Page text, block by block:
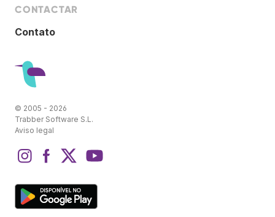
CONTACTAR
Contato
© 2005 - 2026
Trabber Software S.L.
Aviso legal